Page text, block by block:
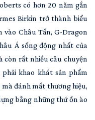
có hơn 20 năm gắn
Birkin trở thành biểu
Châu Tấn, G-Dragon
Á sống động nhất của
còn rất nhiều câu chuyện
khao khát sản phẩm
đánh mất thương hiệu,
bằng những thứ ồn ào